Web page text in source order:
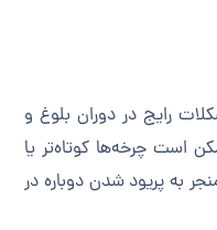
رایج در دوران بلوغ و
است چرخه‌ها کوتاه‌تر یا
به پریود شدن دوباره در